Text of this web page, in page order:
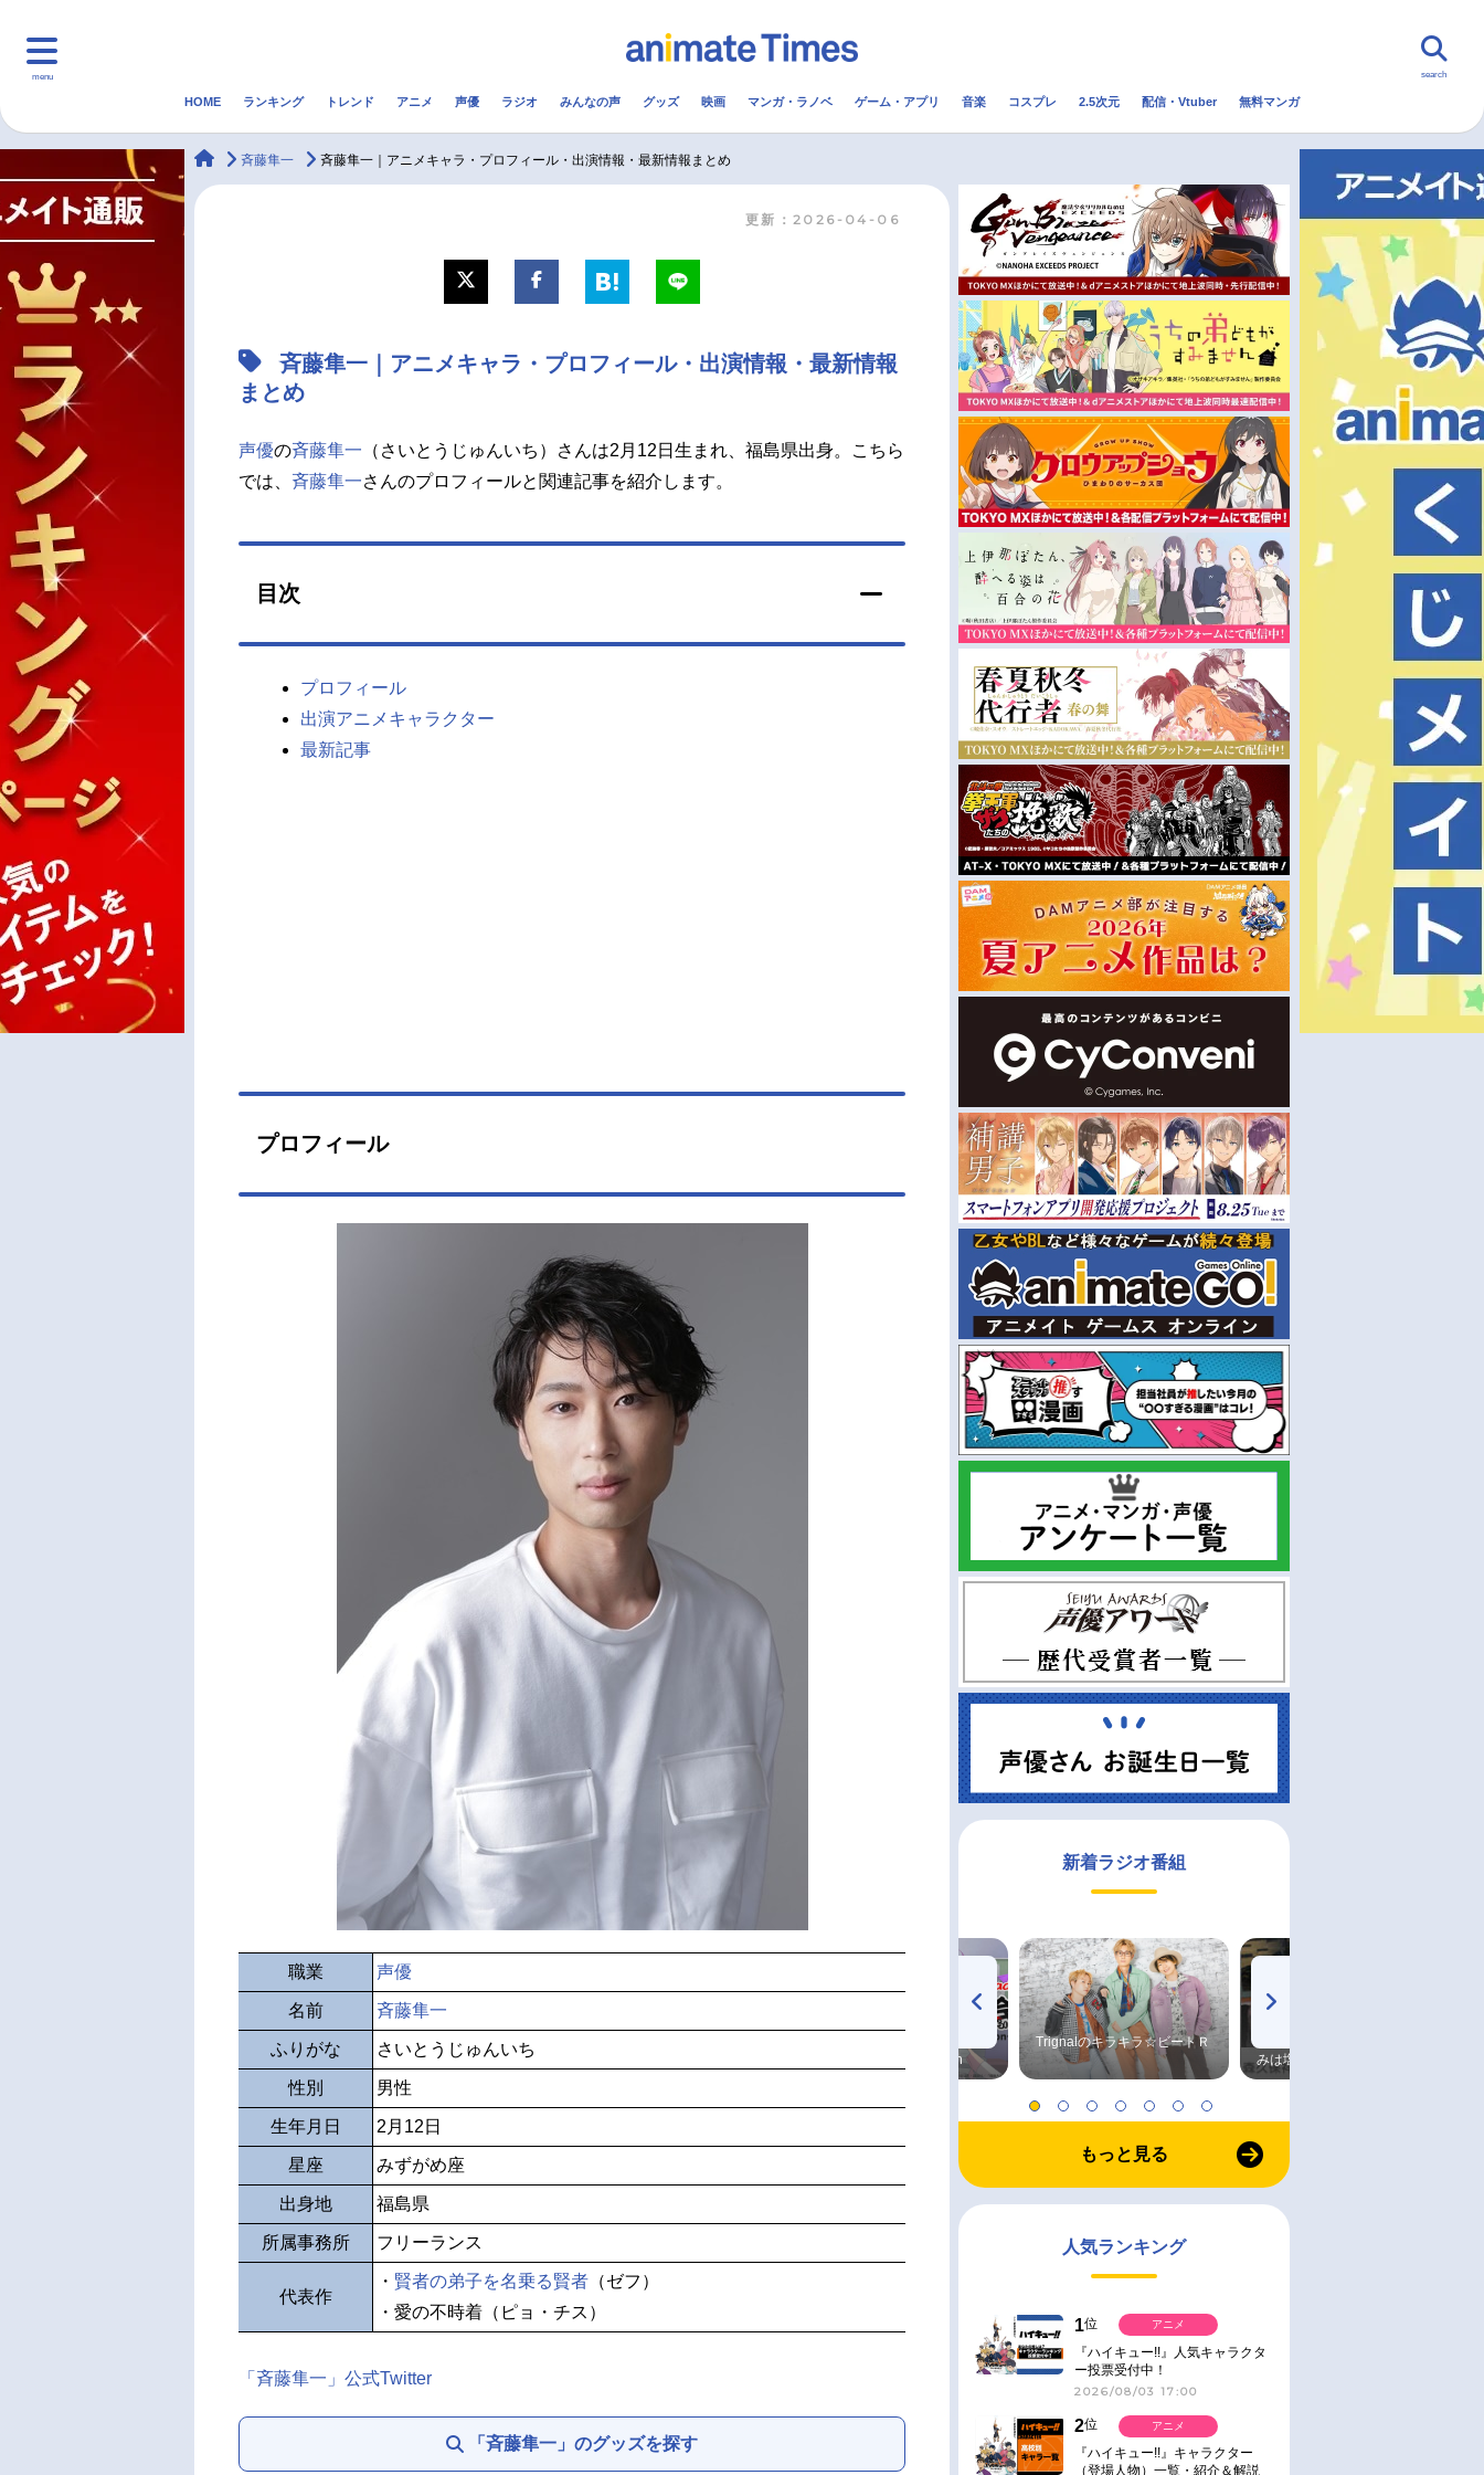
menu
マンガ・ラノベ 2.5次元 配信・Vtuber トレンド 無料マンガ
声優記事一覧
アニメ映画一覧
男性声優/女性声優一覧
今期アニメ曜日別一覧
夏アニメ
秋アニメ
冬アニメ
search
HOME ランキング トレンド アニメ 声優 ラジオ みんなの声 グッズ 映画 マンガ・ラノベ ゲーム・アプリ 音楽 コスプレ 2.5次元 配信・Vtuber 無料マンガ
animateTimes
斉藤隼一 斉藤隼一｜アニメキャラ・プロフィール・出演情報・最新情報まとめ
更新：2026-04-06
斉藤隼一｜アニメキャラ・プロフィール・出演情報・最新情報
まとめ
声優の斉藤隼一 （さいとうじゅんいち）さんは2月12日生まれ、福島県出身。こちら
では、 斉藤隼一さんのプロフィールと関連記事を紹介します。
目次
プロフィール
出演アニメキャラクター
最新記事
プロフィール
職業 声優
名前 斉藤隼一
ふりがな さいとうじゅんいち
性別 男性
生年月日 2月12日
星座 みずがめ座
出身地 福島県
所属事務所 フリーランス
代表作
・ 賢者の弟子を名乗る賢者 （ゼフ）
・愛の不時着（ピョ・チス）
「斉藤隼一」公式Twitter
「斉藤隼一」のグッズを探す
新着ラジオ番組
radio 大直会 2nd season
Trignalのキラキラ☆ビートＲ
みは塩だけ
もっと見る
人気ランキング
1位
『ハイキュー!!』人気キャラクタ
ー投票受付中！
2026/08/03 17:00
アニメ
2位
『ハイキュー!!』キャラクター
（登場人物）一覧・紹介＆解説
アニメ